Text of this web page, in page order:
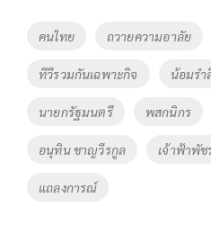
o
k
Li
k
Tags
คนไทย ถวายความอาลัย
ทีวีรวมกันเฉพาะกิจ น้อมร
นายกรัฐมนตรี พสกนิกร
อนุทิน ชาญวีรกูล เจ้าฟ้าพั
แถลงการณ์